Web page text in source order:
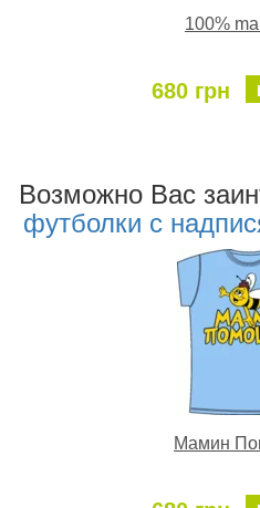
100%
680 грн
Возможно Ваc
футболки с
Мамин